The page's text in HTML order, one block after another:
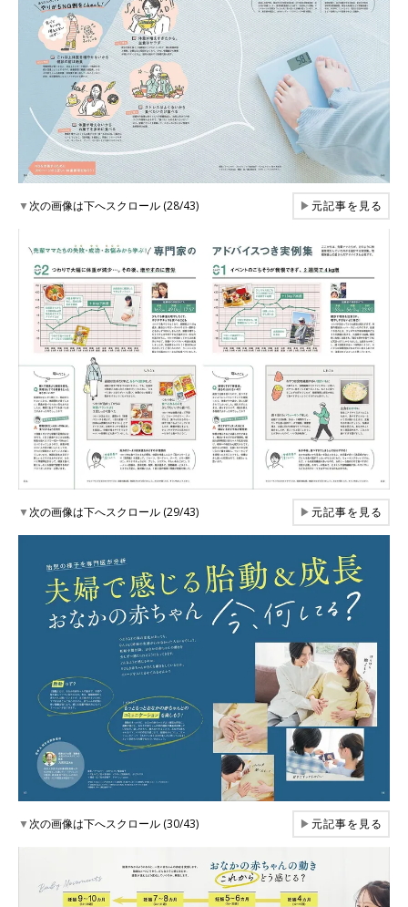
▼次の画像は下へスクロール (28/43) ▶元記事を見る
▼次の画像は下へスクロール (29/43) ▶元記事を見る
▼次の画像は下へスクロール (30/43) ▶元記事を見る